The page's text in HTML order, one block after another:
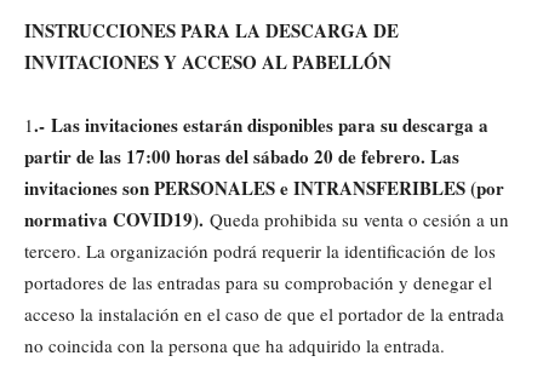
INSTRUCCIONES PARA LA DESCARGA DE
INVITACIONES Y ACCESO AL PABELLÓN
1.- Las invitaciones estarán disponibles para su descarga a
partir de las 17:00 horas del sábado 20 de febrero. Las
invitaciones son PERSONALES e INTRANSFERIBLES (por
normativa COVID19). Queda prohibida su venta o cesión a un
tercero. La organización podrá requerir la identificación de los
portadores de las entradas para su comprobación y denegar el
acceso la instalación en el caso de que el portador de la entrada
no coincida con la persona que ha adquirido la entrada.